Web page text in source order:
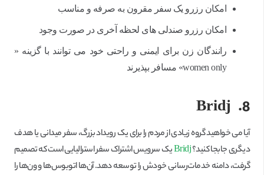
امکان رزرو یک سفر مقرون به صرفه و مناسب
امکان رزرو صندلی های لحظه آخری در صورت وجود
رانندگان زن برای ایمنی و راحتی خود می توانند با گزینه «
women only» مسافر بپذیرند
8.
Bridj
آیا می خواهید گروه زیادی از مردم را برای یک رویداد بزرگ، سفر میدانی یا هدف
دیگری جابجا کنید؟Bridjیک سرویس اشتراک سفر استرالیایی است که تصمیم
گرفت، دامنه خدمات‌رسانی خودش را توسعه دهد. آن‌ها اتوبوس‌ها و ون‌ها را